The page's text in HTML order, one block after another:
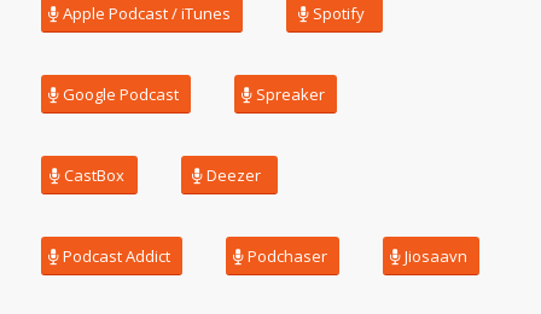
Apple Podcast / iTunes Spotify
Google Podcast Spreaker
CastBox Deezer
Podcast Addict Podchaser Jiosaavn